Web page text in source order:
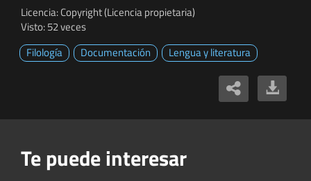
Licencia: Copyright (Licencia propietaria)
Visto: 52 veces
Filología
Documentación Lengua y literatura
Te puede interesar